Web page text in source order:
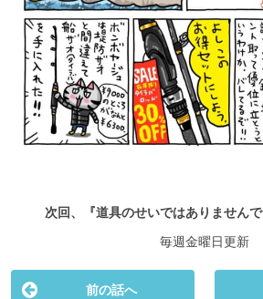
次回、『道具のせいではありません
毎週金曜日更新
前の話へ